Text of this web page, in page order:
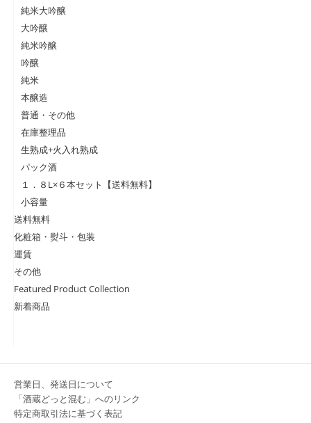
純米大吟醸
大吟醸
純米吟醸
吟醸
純米
本醸造
普通・その他
在庫整理品
生熟成+火入れ熟成
パック酒
１．８L×６本セット【送料無料】
小容量
送料無料
化粧箱・熨斗・包装
運賃
その他
Featured Product Collection
新着商品
営業日、発送日について
「酒蔵どっと混む」へのリンク
特定商取引法に基づく表記